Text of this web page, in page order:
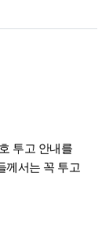
투고 안내를
께서는 꼭 투고